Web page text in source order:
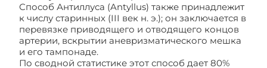
Способ Антиллуса (Antyllus) также принадлежит
к числу старинных (III век н. э.); он заключается в
перевязке приводящего и отводящего концов
артерии, вскрытии аневризматического мешка
и его тампонаде.
По сводной статистике этот способ дает 80%